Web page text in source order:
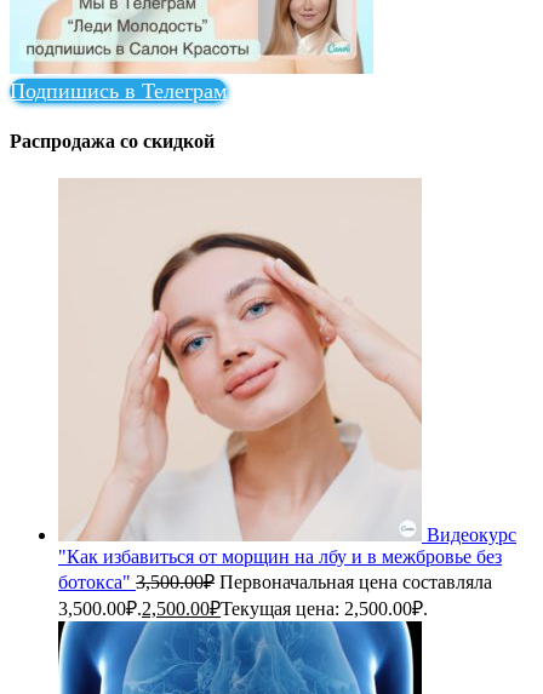
Подпишись в Телеграм
Распродажа со скидкой
Видеокурс
"Как избавиться от морщин на лбу и в межбровье без
ботокса" 3,500.00₽ Первоначальная цена составляла
3,500.00₽.2,500.00₽Текущая цена: 2,500.00₽.